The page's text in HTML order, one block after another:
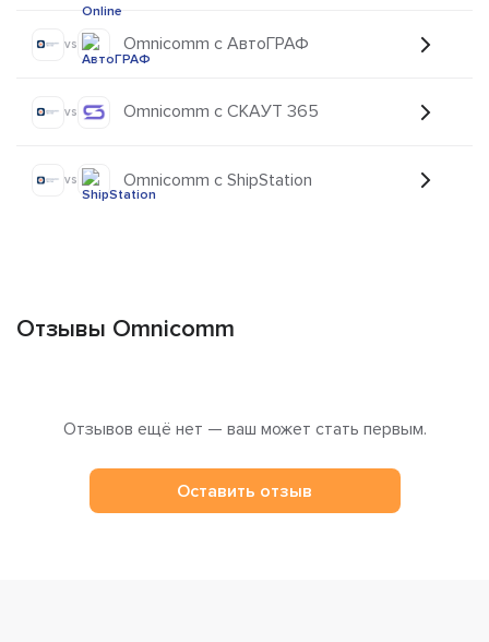
vs Omnicomm с АвтоГРАФ
vs Omnicomm с СКАУТ 365
vs Omnicomm с ShipStation
Отзывы Omnicomm
Отзывов ещё нет — ваш может стать первым.
Оставить отзыв